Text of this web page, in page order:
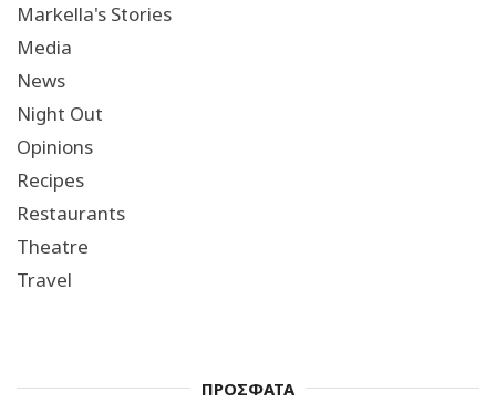
Markella's Stories
Media
News
Night Out
Opinions
Recipes
Restaurants
Theatre
Travel
ΠΡΟΣΦΑΤΑ